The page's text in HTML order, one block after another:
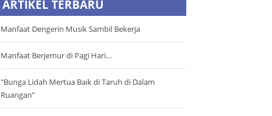
ARTIKEL TERBARU
Manfaat Dengerin Musik Sambil Bekerja
Manfaat Berjemur di Pagi Hari…
"Bunga Lidah Mertua Baik di Taruh di Dalam
Ruangan"